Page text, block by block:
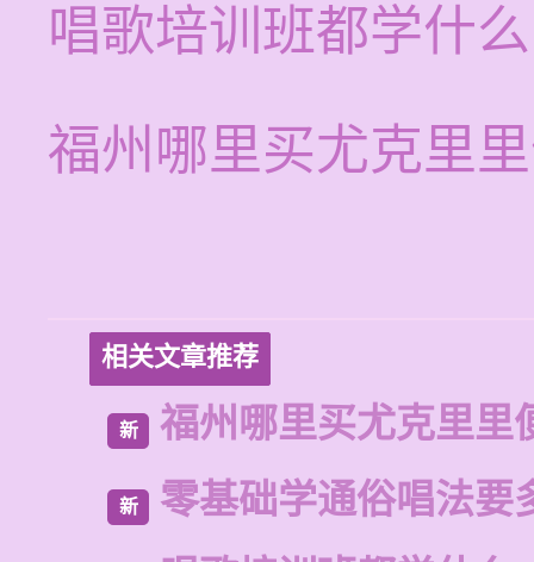
唱歌培训班都学什么
福州哪里买尤克里
相关文章推荐
新 福州哪里买尤克里里
新
零基础学通俗唱法要